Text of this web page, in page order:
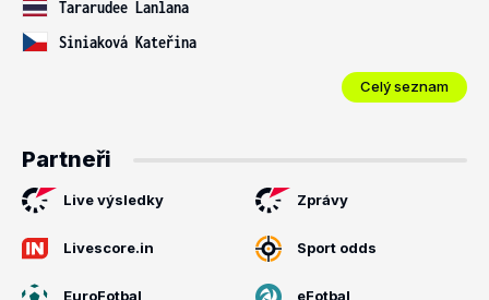
Tararudee Lanlana
Siniaková Kateřina
Celý seznam
Partneři
Live výsledky Zprávy
Livescore.in Sport odds
EuroFotbal eFotbal